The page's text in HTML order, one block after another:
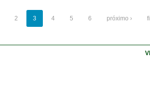
2 3 4 5 6 próximo ›